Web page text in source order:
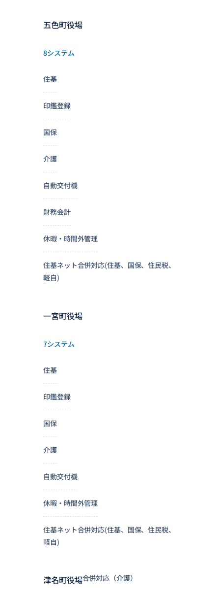
五色町役場
8システム
住基
印鑑登録
国保
介護
自動交付機
財務会計
休暇・時間外管理
住基ネット合併対応(住基、国保、住民税、
軽自)
一宮町役場
7システム
住基
印鑑登録
国保
介護
自動交付機
休暇・時間外管理
住基ネット合併対応(住基、国保、住民税、
軽自)
津名町役場合併対応（介護）